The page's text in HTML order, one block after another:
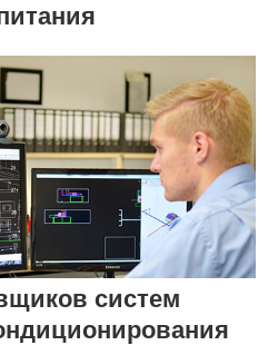
систем